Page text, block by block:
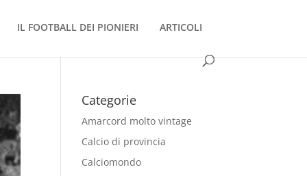
IL FOOTBALL DEI PIONIERI ARTICOLI
Categorie
Amarcord molto vintage
Calcio di provincia
Calciomondo